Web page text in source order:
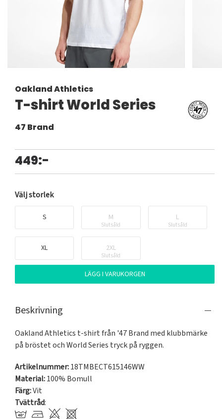
Oakland Athletics
T-shirt World Series
47 Brand
449:-
Välj storlek
S M
Slutsåld
L
Slutsåld
XL 2XL
Slutsåld
LÄGG I VARUKORGEN
Beskrivning
Oakland Athletics t-shirt från '47 Brand med klubbmärke
på bröstet och World Series tryck på ryggen.
Artikelnummer:18TMBECT615146WW
Material:100% Bomull
Färg:Vit
Tvättråd: